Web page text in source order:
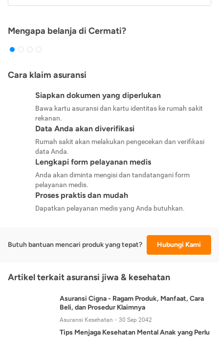
Mengapa belanja di Cermati?
Cara klaim asuransi
Siapkan dokumen yang diperlukan
Bawa kartu asuransi dan kartu identitas ke rumah sakit
rekanan.
Data Anda akan diverifikasi
Rumah sakit akan melakukan pengecekan dan verifikasi
data Anda.
Lengkapi form pelayanan medis
Anda akan diminta mengisi dan tandatangani form
pelayanan medis.
Proses praktis dan mudah
Dapatkan pelayanan medis yang Anda butuhkan.
Butuh bantuan mencari produk yang tepat? Hubungi Kami
Artikel terkait asuransi jiwa & kesehatan
Asuransi Cigna - Ragam Produk, Manfaat, Cara
Beli, dan Prosedur Klaimnya
Asuransi Kesehatan 30 Sep 2042
Tips Menjaga Kesehatan Mental Anak yang Perlu